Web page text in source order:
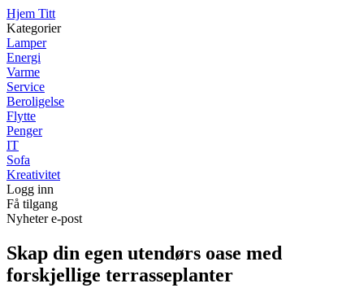
Hjem Titt
Kategorier
Lamper
Energi
Varme
Service
Beroligelse
Flytte
Penger
IT
Sofa
Kreativitet
Logg inn
Få tilgang
Nyheter e-post
Skap din egen utendørs oase med
forskjellige terrasseplanter